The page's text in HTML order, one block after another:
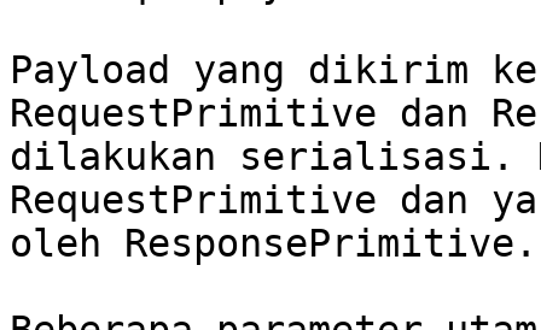
Payload yang dikirim
RequestPrimitive dan
dilakukan serialisasi.
RequestPrimitive dan
oleh ResponsePrimitive.